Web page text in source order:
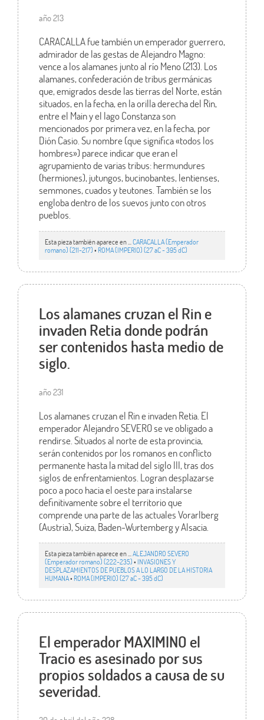
año 213
CARACALLA fue también un emperador guerrero,
admirador de las gestas de Alejandro Magno:
vence a los alamanes junto al río Meno (213). Los
alamanes, confederación de tribus germánicas
que, emigrados desde las tierras del Norte, están
situados, en la fecha, en la orilla derecha del Rin,
entre el Main y el lago Constanza son
mencionados por primera vez, en la fecha, por
Dión Casio. Su nombre (que significa «todos los
hombres») parece indicar que eran el
agrupamiento de varias tribus: hermundures
(hermiones), jutungos, bucinobantes, lentienses,
semmones, cuados y teutones. También se los
engloba dentro de los suevos junto con otros
pueblos.
Esta pieza también aparece en ... CARACALLA (Emperador
romano) (211-217)• ROMA (IMPERIO) (27 aC - 395 dC)
Los alamanes cruzan el Rin e
invaden Retia donde podrán
ser contenidos hasta medio de
siglo.
año 231
Los alamanes cruzan el Rin e invaden Retia. El
emperador Alejandro SEVERO se ve obligado a
rendirse. Situados al norte de esta provincia,
serán contenidos por los romanos en conflicto
permanente hasta la mitad del siglo III, tras dos
siglos de enfrentamientos. Logran desplazarse
poco a poco hacia el oeste para instalarse
definitivamente sobre el territorio que
comprende una parte de las actuales Vorarlberg
(Austria), Suiza, Baden-Wurtemberg y Alsacia.
Esta pieza también aparece en ... ALEJANDRO SEVERO
(Emperador romano) (222-235)• INVASIONES Y
DESPLAZAMIENTOS DE PUEBLOS A LO LARGO DE LA HISTORIA
HUMANA• ROMA (IMPERIO) (27 aC - 395 dC)
El emperador MAXIMINO el
Tracio es asesinado por sus
propios soldados a causa de su
severidad.